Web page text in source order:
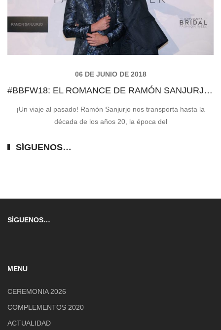
06 DE JUNIO DE 2018
#BBFW18: EL ROMANCE DE RAMÓN SANJURJO 2019
¡Un viaje al pasado! Ramón Sanjurjo nos transporta hasta la
década de los años 20, la época del
SÍGUENOS…
SÍGUENOS…
MENU
CEREMONIA 2026
COMPLEMENTOS 2020
ACTUALIDAD